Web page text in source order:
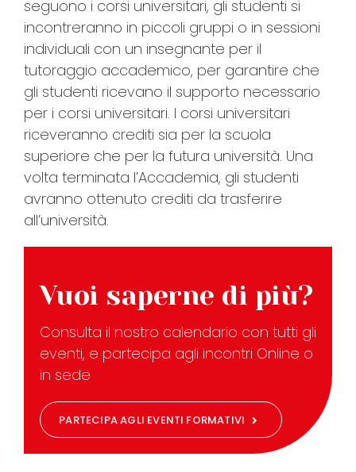
seguono i corsi universitari, gli studenti si
incontreranno in piccoli gruppi o in sessioni
individuali con un insegnante per il
tutoraggio accademico, per garantire che
gli studenti ricevano il supporto necessario
per i corsi universitari. I corsi universitari
riceveranno crediti sia per la scuola
superiore che per la futura università. Una
volta terminata l’Accademia, gli studenti
avranno ottenuto crediti da trasferire
all’università.
Vuoi saperne di più?
Consulta il nostro calendario con tutti gli
eventi, e partecipa agli incontri Online o
in sede
PARTECIPA AGLI EVENTI FORMATIVI